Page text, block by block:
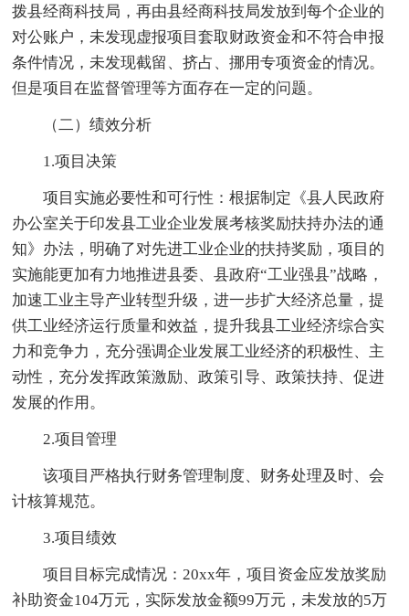
拨县经商科技局，再由县经商科技局发放到每个企业的
对公账户，未发现虚报项目套取财政资金和不符合申报
条件情况，未发现截留、挤占、挪用专项资金的情况。
但是项目在监督管理等方面存在一定的问题。
（二）绩效分析
1.项目决策
项目实施必要性和可行性：根据制定《县人民政府
办公室关于印发县工业企业发展考核奖励扶持办法的通
知》办法，明确了对先进工业企业的扶持奖励，项目的
实施能更加有力地推进县委、县政府“工业强县”战略，
加速工业主导产业转型升级，进一步扩大经济总量，提
供工业经济运行质量和效益，提升我县工业经济综合实
力和竞争力，充分强调企业发展工业经济的积极性、主
动性，充分发挥政策激励、政策引导、政策扶持、促进
发展的作用。
2.项目管理
该项目严格执行财务管理制度、财务处理及时、会
计核算规范。
3.项目绩效
项目目标完成情况：20xx年，项目资金应发放奖励
补助资金104万元，实际发放金额99万元，未发放的5万